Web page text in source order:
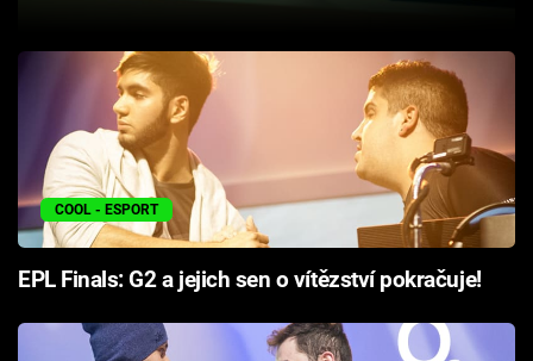
Sledujte prima+
Přihlášení
Sledujte nás
COOL - ESPORT
EPL Finals: G2 a jejich sen o vítězství pokračuje!